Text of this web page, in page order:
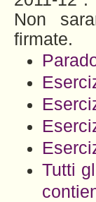
Non
firmate.
Tutti